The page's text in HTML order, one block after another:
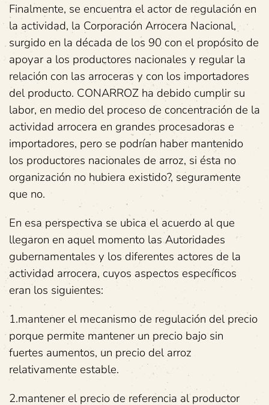
Finalmente, se encuentra el actor de regulación en
la actividad, la Corporación Arrocera Nacional,
surgido en la década de los 90 con el propósito de
apoyar a los productores nacionales y regular la
relación con las arroceras y con los importadores
del producto. CONARROZ ha debido cumplir su
labor, en medio del proceso de concentración de la
actividad arrocera en grandes procesadoras e
importadores, pero se podrían haber mantenido
los productores nacionales de arroz, si ésta no
organización no hubiera existido?, seguramente
que no.
En esa perspectiva se ubica el acuerdo al que
llegaron en aquel momento las Autoridades
gubernamentales y los diferentes actores de la
actividad arrocera, cuyos aspectos específicos
eran los siguientes:
1.mantener el mecanismo de regulación del precio
porque permite mantener un precio bajo sin
fuertes aumentos, un precio del arroz
relativamente estable.
2.mantener el precio de referencia al productor